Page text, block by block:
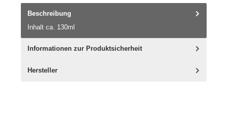
Beschreibung
Inhalt ca. 130ml
Informationen zur Produktsicherheit
Hersteller